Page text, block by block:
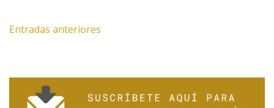
Navegación
entradas
Entradas anteriores